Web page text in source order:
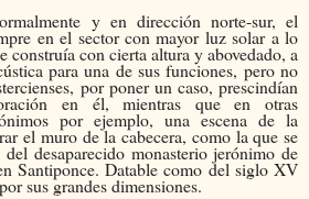
y en dirección norte-sur, el
en el sector con mayor luz solar a lo
construía con cierta altura y abovedado, a
para una de sus funciones, pero no
por poner un caso, prescindían
en él, mientras que en otras
por ejemplo, una escena de la
el muro de la cabecera, como la que se
desaparecido monasterio jerónimo de
Santiponce. Datable como del siglo XV
sus grandes dimensiones.